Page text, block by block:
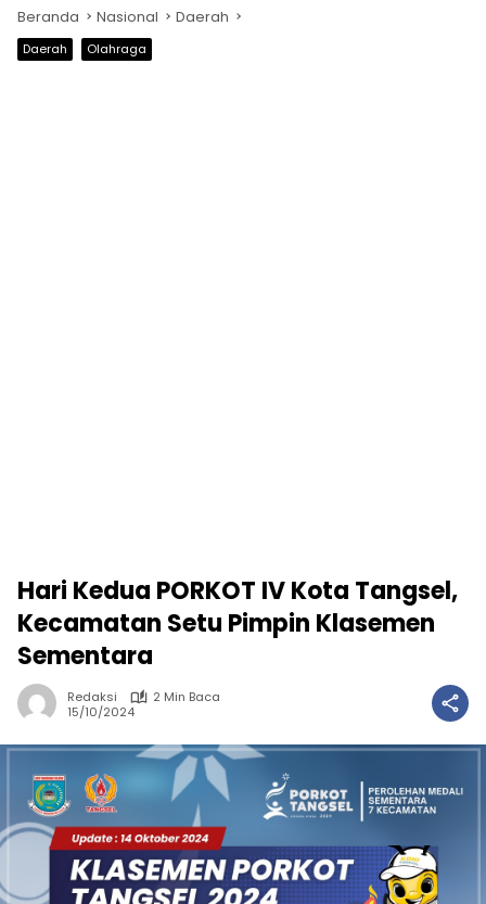
Beranda Nasional Daerah
Daerah Olahraga
Hari Kedua PORKOT IV Kota Tangsel,
Kecamatan Setu Pimpin Klasemen
Sementara
Redaksi
2 Min Baca
15/10/2024